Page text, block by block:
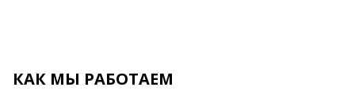
КАК МЫ РАБОТАЕМ